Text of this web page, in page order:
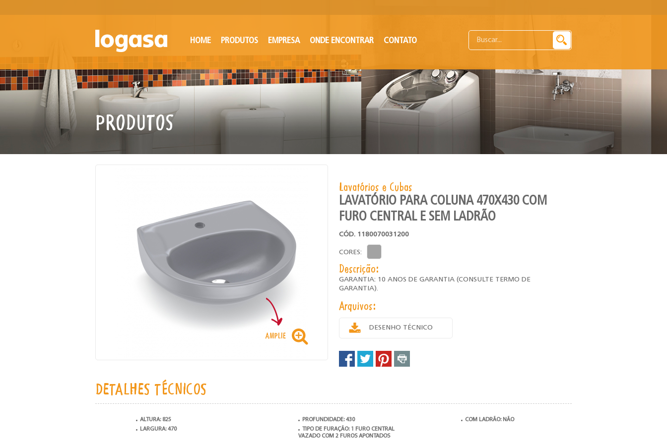
HOME PRODUTOS EMPRESA ONDE ENCONTRAR CONTATO
PRODUTOS
Lavatórios e Cubas
LAVATÓRIO PARA COLUNA 470X430 COM
FURO CENTRAL E SEM LADRÃO
CÓD. 1180070031200
CORES:
Descrição:
GARANTIA: 10 ANOS DE GARANTIA (CONSULTE TERMO DE
GARANTIA).
Arquivos:
DESENHO TÉCNICO
DETALHES TÉCNICOS
ALTURA: 825
LARGURA: 470
PROFUNDIDADE: 430
TIPO DE FURAÇÃO: 1 FURO CENTRAL
VAZADO COM 2 FUROS APONTADOS
COM LADRÃO: NÃO